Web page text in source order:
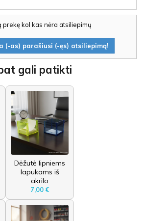
prekę kol kas nėra atsiliepimų
(-as) parašiusi (-ęs) atsiliepimą!
gali patikti
Dėžutė lipniems
lapukams iš
akrilo
7,00 €